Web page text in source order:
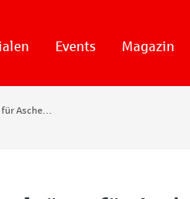
Events Magazin
Drei Haselnüsse für Aschenbrödel – Das Musical